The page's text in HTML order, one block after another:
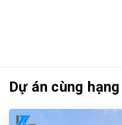
Dự án cùng